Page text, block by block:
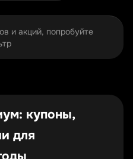
и акций, попробуйте
купоны,
для